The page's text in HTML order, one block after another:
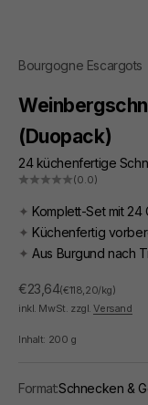
Bourgogne Escargots
(Duopack)
24 küchenfertige
(0.0)
✦ Komplett-Set mit 24
✦ Küchenfertig
✦ Aus Burgund nach
Angebot
€23,64(€118,20/kg)
inkl. MwSt. zzgl.Versand
Inhalt: 200 g
Format:Schnecken &